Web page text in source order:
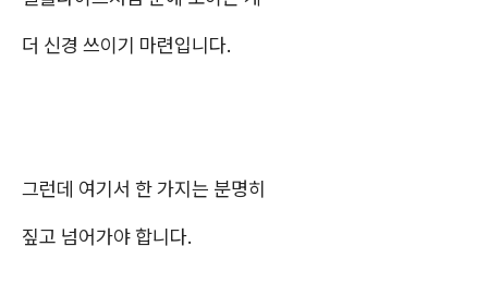
더 신경 쓰이기 마련입니다.
그런데 여기서 한 가지는 분명히
짚고 넘어가야 합니다.